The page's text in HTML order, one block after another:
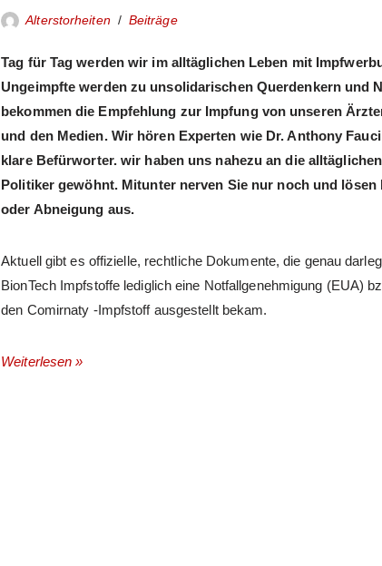
Alterstorheiten Beiträge
Tag für Tag werden wir im alltäglichen Leben mit
Ungeimpfte werden zu unsolidarischen Querdenkern und
bekommen die Empfehlung zur Impfung von unseren
und den Medien. Wir hören Experten wie Dr. Anthony
klare Befürworter. wir haben uns nahezu an die
Politiker gewöhnt. Mitunter nerven Sie nur noch und lösen
oder Abneigung aus.
Aktuell gibt es offizielle, rechtliche Dokumente, die genau
BionTech Impfstoffe lediglich eine Notfallgenehmigung (EUA)
den Comirnaty -Impfstoff ausgestellt bekam.
Weiterlesen »